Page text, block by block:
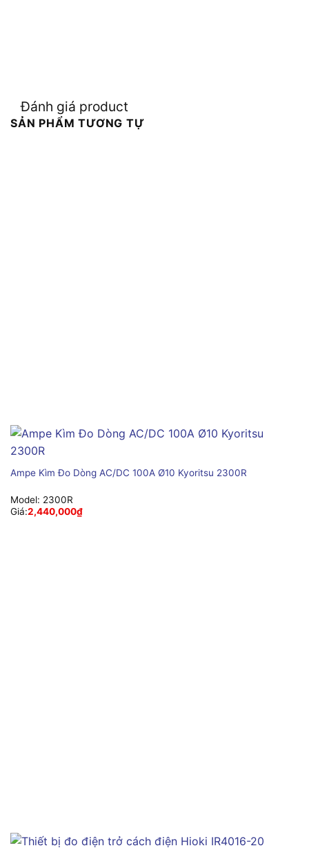
Đánh giá product
SẢN PHẨM TƯƠNG TỰ
Ampe Kìm Đo Dòng AC/DC 100A Ø10 Kyoritsu 2300R
Model: 2300R
Giá:2,440,000₫